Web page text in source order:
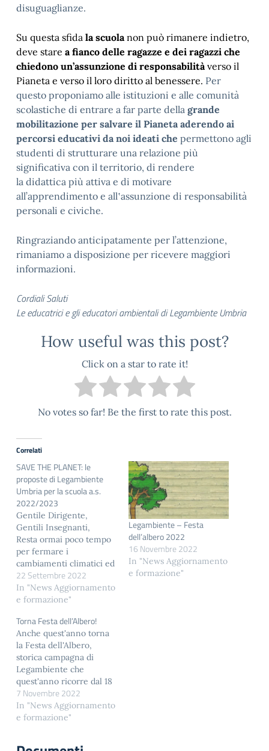
disuguaglianze.
Su questa sfida la scuolanon può rimanere indietro,
deve stare a fianco delle ragazze e dei ragazzi che
chiedono un’assunzione di responsabilitàverso il
Pianeta e verso il loro diritto al benessere. Per
questo proponiamo alle istituzioni e alle comunità
scolastiche di entrare a far parte della grande
mobilitazione per salvare il Pianeta aderendo ai
percorsi educativi da noi ideati che permettono agli
studenti di strutturare una relazione più
significativa con il territorio, di rendere
la didattica più attiva e di motivare
all’apprendimento e all‛assunzione di responsabilità
personali e civiche.
Ringraziando anticipatamente per l’attenzione,
rimaniamo a disposizione per ricevere maggiori
informazioni.
Cordiali Saluti
Le educatrici e gli educatori ambientali di Legambiente Umbria
How useful was this post?
Click on a star to rate it!
No votes so far! Be the first to rate this post.
Correlati
SAVE THE PLANET: le
proposte di Legambiente
Umbria per la scuola a.s.
2022/2023
Gentile Dirigente,
Gentili Insegnanti,
Resta ormai poco tempo
per fermare i
cambiamenti climatici ed
evitare conseguenze
devastanti per i ghiacciai,
i raccolti e gli ecosistemi,
la perdita di specie, la
povertà diffusa e le
disuguaglianze. Non si
tratta di allarmismo, ma
di una situazione reale
che richiede uno sforzo
condiviso.…
22 Settembre 2022
In "News Aggiornamento
e formazione"
Legambiente – Festa
dell’albero 2022
16 Novembre 2022
In "News Aggiornamento
e formazione"
Torna Festa dell’Albero!
Anche quest'anno torna
la Festa dell'Albero,
storica campagna di
Legambiente che
quest'anno ricorre dal 18
al 21 novembre, e giunta
alla sua XXVII edizione.
L'appuntamento, anno
7 Novembre 2022
In "News Aggiornamento
e formazione"